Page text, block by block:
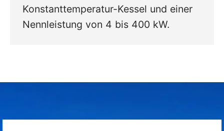
Konstanttemperatur-Kessel und einer
Nennleistung von 4 bis 400 kW.